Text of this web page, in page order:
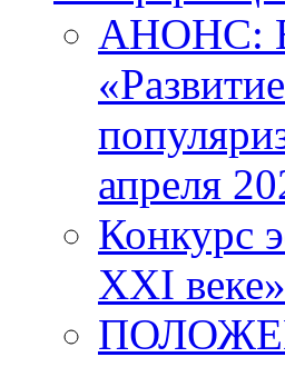
АНОНС:
апреля
Конкурс
XXI веке»